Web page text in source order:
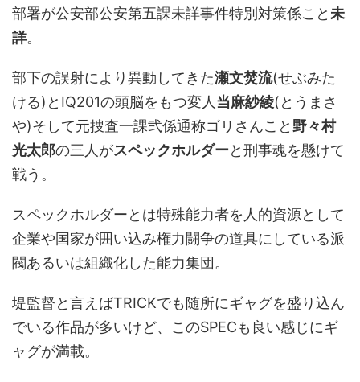
部署が公安部公安第五課未詳事件特別対策係こと未
詳。
部下の誤射により異動してきた瀬文焚流(せぶみた
ける)とIQ201の頭脳をもつ変人当麻紗綾(とうまさ
や)そして元捜査一課弐係通称ゴリさんこと野々村
光太郎の三人がスペックホルダーと刑事魂を懸けて
戦う。
スペックホルダーとは特殊能力者を人的資源として
企業や国家が囲い込み権力闘争の道具にしている派
閥あるいは組織化した能力集団。
堤監督と言えばTRICKでも随所にギャグを盛り込ん
でいる作品が多いけど、このSPECも良い感じにギ
ャグが満載。